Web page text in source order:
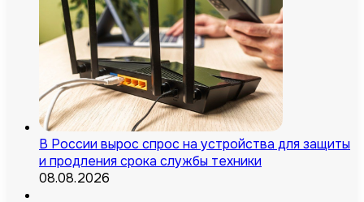
В России вырос спрос на устройства для защиты
и продления срока службы техники
08.08.2026